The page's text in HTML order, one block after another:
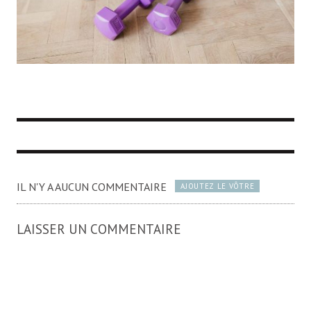
IL N'Y A AUCUN COMMENTAIRE AJOUTEZ LE VÔTRE
LAISSER UN COMMENTAIRE